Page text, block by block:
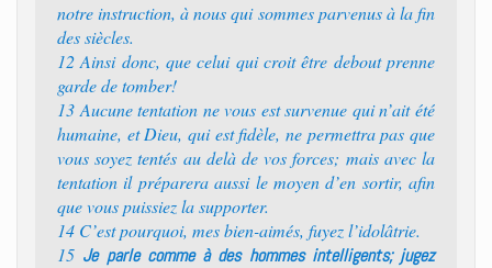
notre instruction, à nous qui sommes parvenus à la fin
des siècles.
12 Ainsi donc, que celui qui croit être debout prenne
garde de tomber!
13 Aucune tentation ne vous est survenue qui n’ait été
humaine, et Dieu, qui est fidèle, ne permettra pas que
vous soyez tentés au delà de vos forces; mais avec la
tentation il préparera aussi le moyen d’en sortir, afin
que vous puissiez la supporter.
14 C’est pourquoi, mes bien-aimés, fuyez l’idolâtrie.
15 Je parle comme à des hommes intelligents; jugez